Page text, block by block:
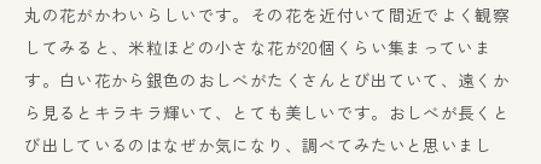
丸の花がかわいらしいです。その花を近付いて間近でよく観察
してみると、米粒ほどの小さな花が20個くらい集まっていま
す。白い花から銀色のおしべがたくさんとび出ていて、遠くか
ら見るとキラキラ輝いて、とても美しいです。おしべが長くと
び出しているのはなぜか気になり、調べてみたいと思いまし